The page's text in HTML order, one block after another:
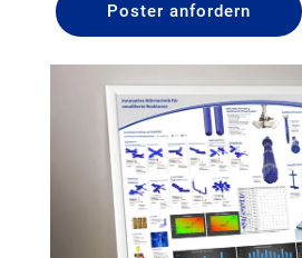
Poster anfordern